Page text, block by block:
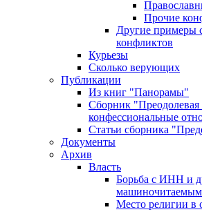
Прочие
Другие примеры
конфликтов
Курьезы
Сколько верующих
Публикации
Из книг "Панорамы"
Сборник "Преодолевая
конфессиональные
Статьи сборника
Документы
Архив
Власть
Борьба с ИНН и
Место религии в